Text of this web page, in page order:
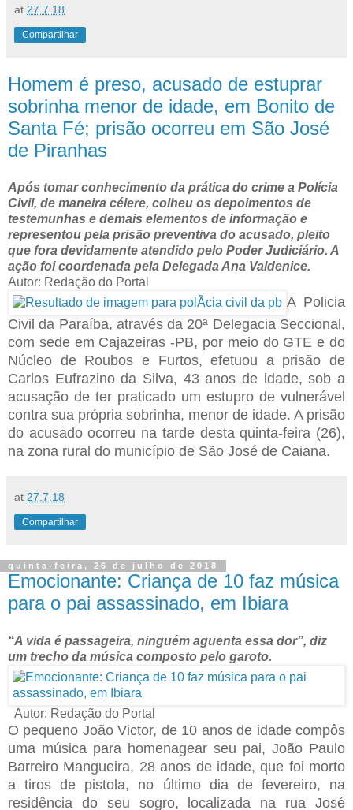
at 27.7.18
Compartilhar
Homem é preso, acusado de estuprar
sobrinha menor de idade, em Bonito de
Santa Fé; prisão ocorreu em São José
de Piranhas
Após tomar conhecimento da prática do crime a Polícia
Civil, de maneira célere, colheu os depoimentos de
testemunhas e demais elementos de informação e
representou pela prisão preventiva do acusado, pleito
que fora devidamente atendido pelo Poder Judiciário. A
ação foi coordenada pela Delegada Ana Valdenice.
Autor: Redação do Portal
A Policia
Civil da Paraíba, através da 20ª Delegacia Seccional,
com sede em Cajazeiras -PB, por meio do GTE e do
Núcleo de Roubos e Furtos, efetuou a prisão de
Carlos Eufrazino da Silva, 43 anos de idade, sob a
acusação de ter praticado um estupro de vulnerável
contra sua própria sobrinha, menor de idade. A prisão
do acusado ocorreu na tarde desta quinta-feira (26),
na zona rural do município de São José de Caiana.
at 27.7.18
Compartilhar
quinta-feira, 26 de julho de 2018
Emocionante: Criança de 10 faz música
para o pai assassinado, em Ibiara
“A vida é passageira, ninguém aguenta essa dor”, diz
um trecho da música composto pelo garoto.
Autor: Redação do Portal
O pequeno João Victor, de 10 anos de idade compôs
uma música para homenagear seu pai, João Paulo
Barreiro Mangueira, 28 anos de idade, que foi morto
a tiros de pistola, no último dia de fevereiro, na
residência do seu sogro, localizada na rua José